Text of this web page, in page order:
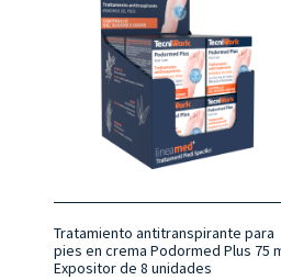
Tratamiento antitranspirante para
pies en crema Podormed Plus 75
Expositor de 8 unidades